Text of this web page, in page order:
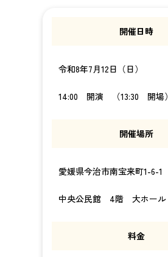
開催日時
令和8年7月12日（日）
14:00 開演 （13:30 開場）
開催場所
愛媛県今治市南宝来町1-6-1
中央公民館 4階 大ホール
料金